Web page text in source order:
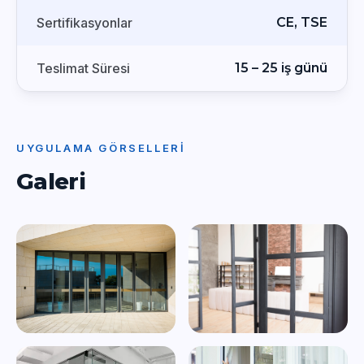
Sertifikasyonlar CE, TSE
Teslimat Süresi 15 – 25 iş günü
UYGULAMA GÖRSELLERI
Galeri